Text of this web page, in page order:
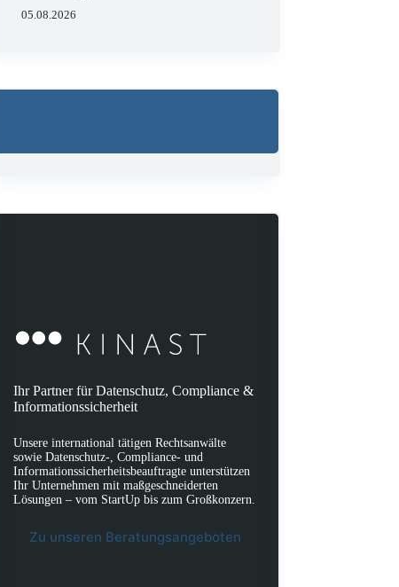
05.08.2026
Ihr Partner für Datenschutz, Compliance &
Informationssicherheit
Unsere international tätigen Rechtsanwälte
sowie Datenschutz-, Compliance- und
Informationssicherheitsbeauftragte unterstützen
Ihr Unternehmen mit maßgeschneiderten
Lösungen – vom StartUp bis zum Großkonzern.
Zu unseren Beratungsangeboten